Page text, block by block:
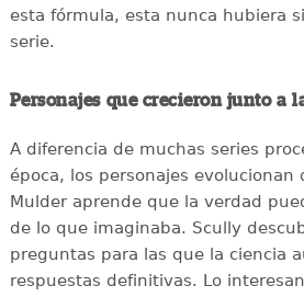
esta fórmula, esta nunca hubiera
serie.
Personajes que crecieron junto a
A diferencia de muchas series
época, los personajes evolucionan
Mulder aprende que la verdad
de lo que imaginaba. Scully
preguntas para las que la ciencia
respuestas definitivas. Lo